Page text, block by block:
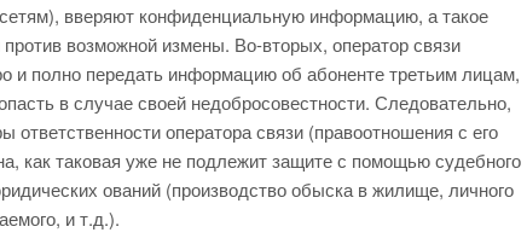
вверяют конфиденциальную информацию, а такое
возможной измены. Во-вторых, оператор связи
и полно передать информацию об абоненте третьим лицам,
в случае своей недобросовестности. Следовательно,
оператора связи (правоотношения с его
как таковая уже не подлежит защите с помощью судебного
ований (производство обыска в жилище, личного
и т.д.).